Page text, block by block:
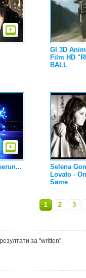
GI 3D
Film HD
BALL
Selena
Lovato -
Same
1 2 3
за "written".